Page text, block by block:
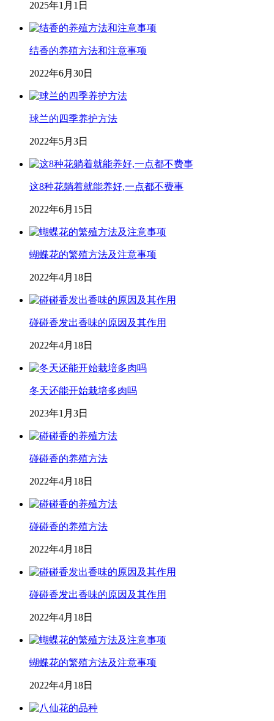
2025年1月1日
结香的养殖方法和注意事项
2022年6月30日
球兰的四季养护方法
2022年5月3日
这8种花躺着就能养好,一点都不费事
2022年6月15日
蝴蝶花的繁殖方法及注意事项
2022年4月18日
碰碰香发出香味的原因及其作用
2022年4月18日
冬天还能开始栽培多肉吗
2023年1月3日
碰碰香的养殖方法
2022年4月18日
碰碰香的养殖方法
2022年4月18日
碰碰香发出香味的原因及其作用
2022年4月18日
蝴蝶花的繁殖方法及注意事项
2022年4月18日